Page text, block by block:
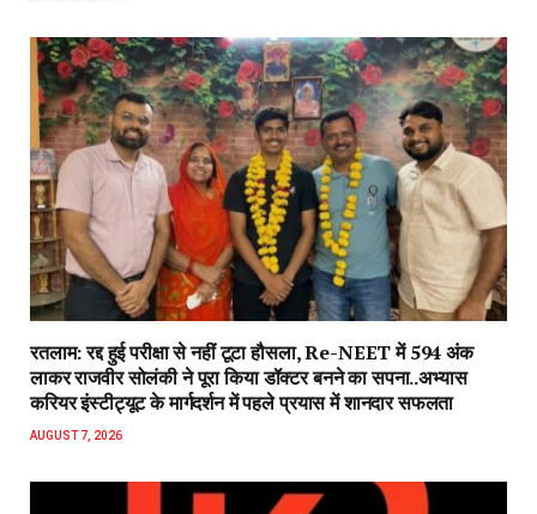
रतलाम: रद्द हुई परीक्षा से नहीं टूटा हौसला, Re-NEET में 594 अंक
लाकर राजवीर सोलंकी ने पूरा किया डॉक्टर बनने का सपना..अभ्यास
करियर इंस्टीट्यूट के मार्गदर्शन में पहले प्रयास में शानदार सफलता
AUGUST 7, 2026